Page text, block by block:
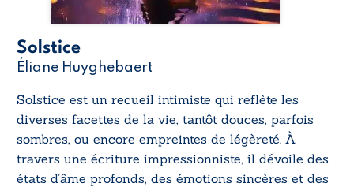
Solstice
Éliane Huyghebaert
Solstice est un recueil intimiste qui reflète les
diverses facettes de la vie, tantôt douces, parfois
sombres, ou encore empreintes de légèreté. À
travers une écriture impressionniste, il dévoile des
états d’âme profonds, des émotions sincères et des